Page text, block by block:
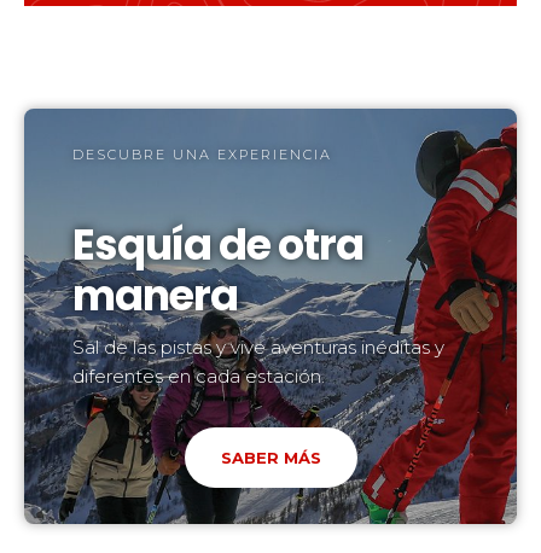
DESCUBRE UNA EXPERIENCIA
Esquía de otra
manera
Sal de las pistas y vive aventuras inéditas y
diferentes en cada estación.
SABER MÁS